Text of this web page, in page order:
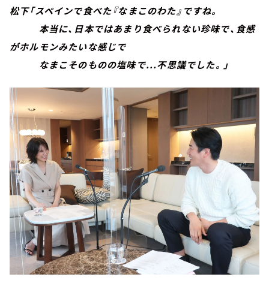
松下「スペインで食べた『なまこのわた』ですね。
本当に、日本ではあまり食べられない珍味で、食感
がホルモンみたいな感じで
なまこそのものの塩味で...不思議でした。」